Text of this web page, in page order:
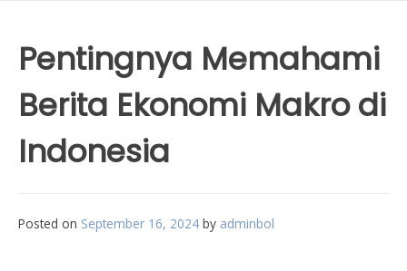
Pentingnya Memahami
Berita Ekonomi Makro di
Indonesia
Posted on September 16, 2024 by adminbol